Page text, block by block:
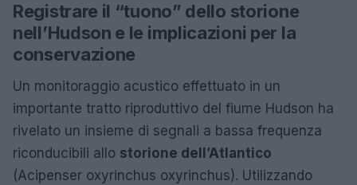
Registrare il “tuono” dello storione
nell’Hudson e le implicazioni per la
conservazione
Un monitoraggio acustico effettuato in un
importante tratto riproduttivo del fiume Hudson ha
rivelato un insieme di segnali a bassa frequenza
riconducibili allo storione dell’Atlantico
(Acipenser oxyrinchus oxyrinchus). Utilizzando